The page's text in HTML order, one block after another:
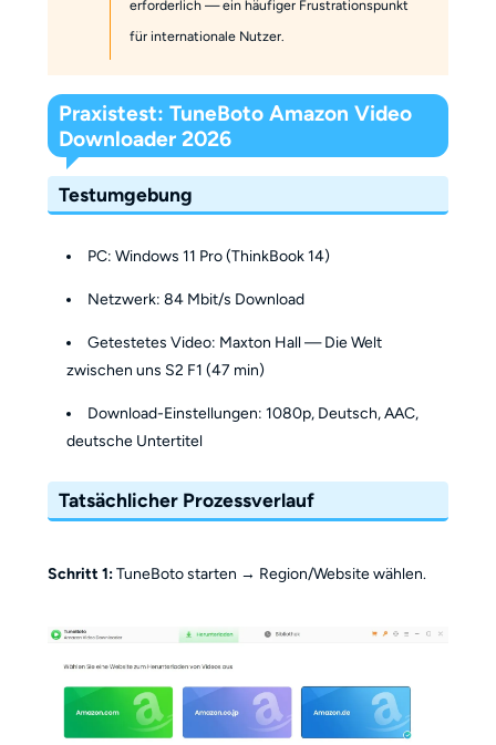
erforderlich — ein häufiger Frustrationspunkt
für internationale Nutzer.
Praxistest: TuneBoto Amazon Video
Downloader 2026
Testumgebung
PC: Windows 11 Pro (ThinkBook 14)
Netzwerk: 84 Mbit/s Download
Getestetes Video: Maxton Hall — Die Welt
zwischen uns S2 F1 (47 min)
Download-Einstellungen: 1080p, Deutsch, AAC,
deutsche Untertitel
Tatsächlicher Prozessverlauf
Schritt 1:TuneBoto starten → Region/Website wählen.